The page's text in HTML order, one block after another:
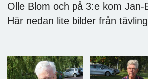
Olle Blom och på 3:e kom Jan-
Här nedan lite bilder från